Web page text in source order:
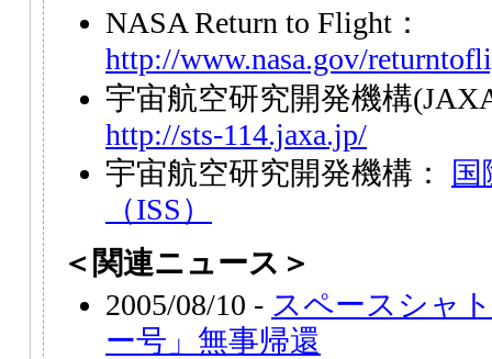
NASA Return to Flight：
http://www.nasa.gov/
宇宙航空研究開発機構
http://sts-114.jaxa.jp/
宇宙航空研究開発機構：
（ISS）
＜関連ニュース＞
2005/08/10 - スペースシャ
ー号」無事帰還